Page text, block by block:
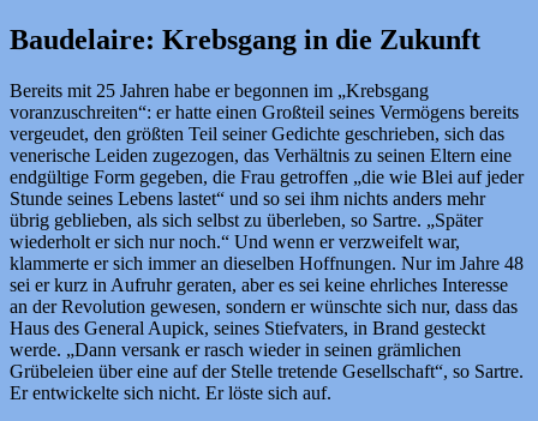
Baudelaire: Krebsgang in die Zukunft
Bereits mit 25 Jahren habe er begonnen im „Krebsgang
voranzuschreiten“: er hatte einen Großteil seines Vermögens bereits
vergeudet, den größten Teil seiner Gedichte geschrieben, sich das
venerische Leiden zugezogen, das Verhältnis zu seinen Eltern eine
endgültige Form gegeben, die Frau getroffen „die wie Blei auf jeder
Stunde seines Lebens lastet“ und so sei ihm nichts anders mehr
übrig geblieben, als sich selbst zu überleben, so Sartre. „Später
wiederholt er sich nur noch.“ Und wenn er verzweifelt war,
klammerte er sich immer an dieselben Hoffnungen. Nur im Jahre 48
sei er kurz in Aufruhr geraten, aber es sei keine ehrliches Interesse
an der Revolution gewesen, sondern er wünschte sich nur, dass das
Haus des General Aupick, seines Stiefvaters, in Brand gesteckt
werde. „Dann versank er rasch wieder in seinen grämlichen
Grübeleien über eine auf der Stelle tretende Gesellschaft“, so Sartre.
Er entwickelte sich nicht. Er löste sich auf.